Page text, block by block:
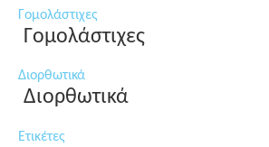
Γομολάστιχες
Γομολάστιχες
Διορθωτικά
Διορθωτικά
Ετικέτες